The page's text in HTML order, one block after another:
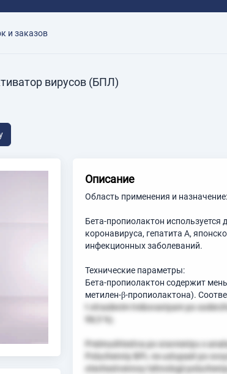
и заказов
вирусов (БПЛ)
Описание
Область применения и назначение:
Бета-пропиолактон используется
коронавируса, гепатита А,
инфекционных заболеваний.
Технические параметры:
Бета-пропиолактон содержит
метилен-β-пропиолактона).
t otraslevim trebovaniyam po
98,5 %).
Preimushtestva po sravneniyu s
Poluchenniy BPL ne ustupaet po
otechestvennoy tehnologii